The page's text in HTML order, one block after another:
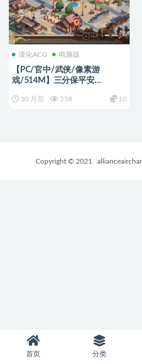
漢化ACG 电脑版
【PC/官中/武侠/像素游
戏/514M】三分保平安
像素游戏+514M
10 月前 358 10
Copyright © 2021
首页 分类